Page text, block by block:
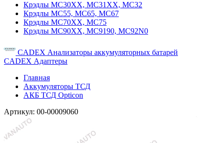
Крэдлы MC30XX, MC31XX, MC32
Крэдлы MC55, MC65, MC67
Крэдлы MC70XX, MC75
Крэдлы MC90XX, MC9190, MC92N0
CADEX Анализаторы аккумуляторных батарей
CADEX Адаптеры
Главная
Аккумуляторы ТСД
АКБ ТСД Opticon
Артикул: 00-00009060